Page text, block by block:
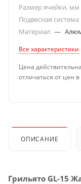
Размер ячейки, мм
Подвесная система
Материал —
Все характеристики
Цена
отличаться от цен
ОПИСАНИЕ
Грильято GL-15